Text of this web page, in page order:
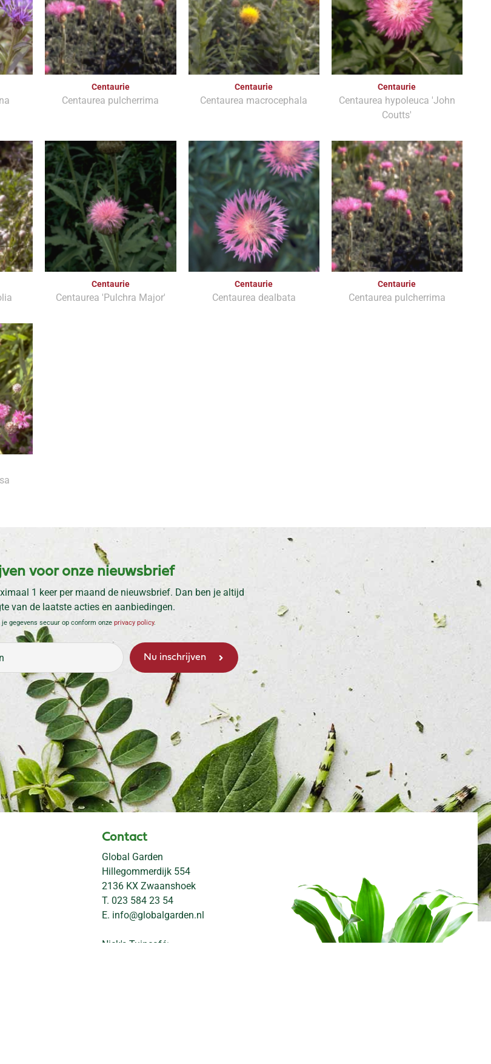
Centaurie
Centaurea pulcherrima
Centaurie
Centaurea macrocephala
Centaurie
Centaurea hypoleuca 'John
Coutts'
Centaurie
Centaurea 'Pulchra Major'
Centaurie
Centaurea dealbata
Centaurie
Centaurea pulcherrima
voor onze nieuwsbrief
1 keer per maand de nieuwsbrief. Dan ben je altijd
van de laatste acties en aanbiedingen.
gegevens secuur op conform onze privacy policy.
Contact
Global Garden
Hillegommerdijk 554
2136 KX Zwaanshoek
T. 023 584 23 54
E. info@globalgarden.nl
Nick's Tuincafé: